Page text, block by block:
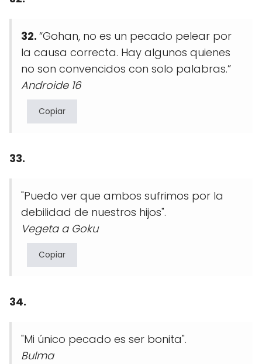
32. “Gohan, no es un pecado pelear por
la causa correcta. Hay algunos quienes
no son convencidos con solo palabras.”
Androide 16
Copiar
33.
"Puedo ver que ambos sufrimos por la
debilidad de nuestros hijos".
Vegeta a Goku
Copiar
34.
"Mi único pecado es ser bonita".
Bulma